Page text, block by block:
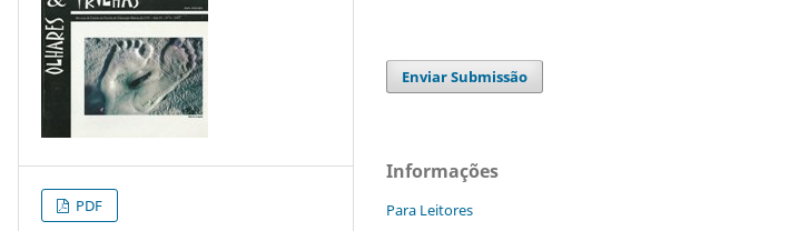
PDF
Enviar Submissão
Informações
Para Leitores